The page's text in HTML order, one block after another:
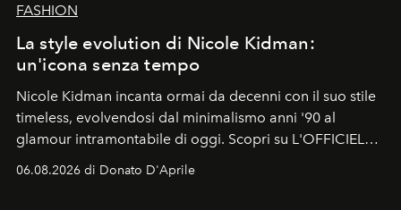
FASHION
La style evolution di Nicole Kidman:
un'icona senza tempo
Nicole Kidman incanta ormai da decenni con il suo stile
timeless, evolvendosi dal minimalismo anni '90 al
glamour intramontabile di oggi. Scopri su L'OFFICIEL
Italia la sua style evolution.
06.08.2026 di Donato D'Aprile